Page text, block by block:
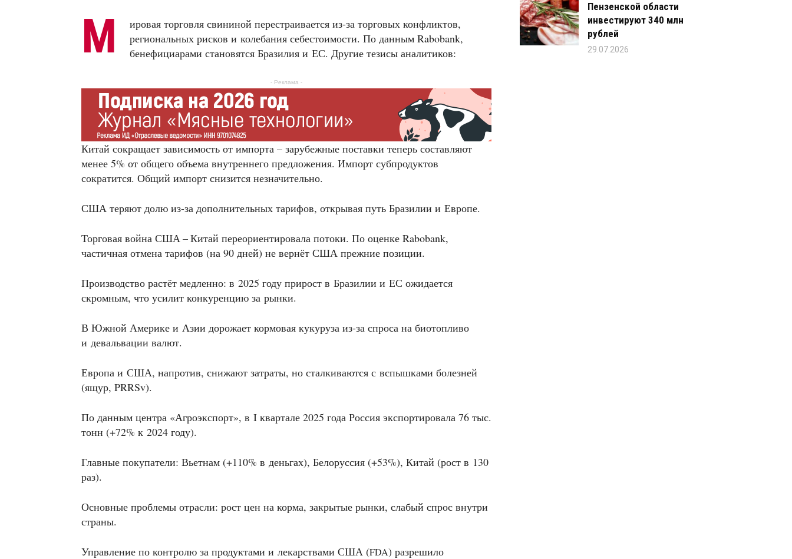
М
ировая торговля свининой перестраивается из-за торговых конфликтов,
региональных рисков и колебания себестоимости. По данным Rabobank,
бенефициарами становятся Бразилия и ЕС. Другие тезисы аналитиков:
- Реклама -
Китай сокращает зависимость от импорта – зарубежные поставки теперь составляют
менее 5% от общего объема внутреннего предложения. Импорт субпродуктов
сократится. Общий импорт снизится незначительно.
США теряют долю из-за дополнительных тарифов, открывая путь Бразилии и Европе.
Торговая война США – Китай переориентировала потоки. По оценке Rabobank,
частичная отмена тарифов (на 90 дней) не вернёт США прежние позиции.
Производство растёт медленно: в 2025 году прирост в Бразилии и ЕС ожидается
скромным, что усилит конкуренцию за рынки.
В Южной Америке и Азии дорожает кормовая кукуруза из-за спроса на биотопливо
и девальвации валют.
Европа и США, напротив, снижают затраты, но сталкиваются с вспышками болезней
(ящур, PRRSv).
По данным центра «Агроэкспорт», в I квартале 2025 года Россия экспортировала 76 тыс.
тонн (+72% к 2024 году).
Главные покупатели: Вьетнам (+110% в деньгах), Белоруссия (+53%), Китай (рост в 130
раз).
Основные проблемы отрасли: рост цен на корма, закрытые рынки, слабый спрос внутри
страны.
Управление по контролю за продуктами и лекарствами США (FDA) разрешило
Пензенской области
инвестируют 340 млн
рублей
29.07.2026